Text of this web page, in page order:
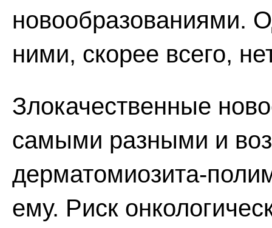
новообразованиями.
ними, скорее всего,
Злокачественные
самыми разными и
дерматомиозита-
ему. Риск